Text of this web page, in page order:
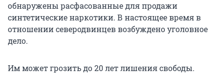
обнаружены расфасованные для продажи
синтетические наркотики. В настоящее время в
отношении северодвинцев возбуждено уголовное
дело.
Им может грозить до 20 лет лишения свободы.